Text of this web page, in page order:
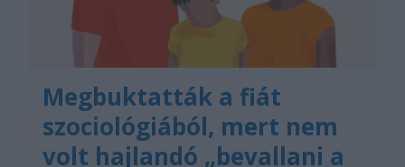
Megbuktatták a fiát
szociológiából, mert nem
volt hajlandó „bevallani a